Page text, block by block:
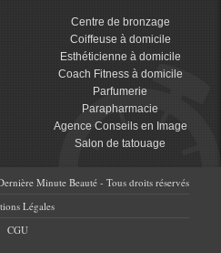
Centre de bronzage
Coiffeuse à domicile
Esthéticienne à domicile
Coach Fitness à domicile
Parfumerie
Parapharmacie
Agence Conseils en Image
Salon de tatouage
Minute Beauté - Tous droits réservés
Légales
CGU